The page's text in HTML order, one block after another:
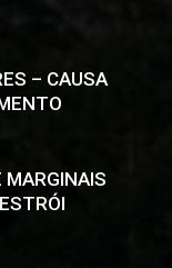
– CAUSA
MARGINAIS